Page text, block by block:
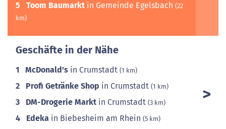
5 Toom Baumarkt in Gemeinde Egelsbach (22
km)
Geschäfte in der Nähe
1 McDonald's in Crumstadt (1 km)
2 Profi Getränke Shop in Crumstadt (1 km)
3 DM-Drogerie Markt in Crumstadt (3 km)
4 Edeka in Biebesheim am Rhein (5 km)